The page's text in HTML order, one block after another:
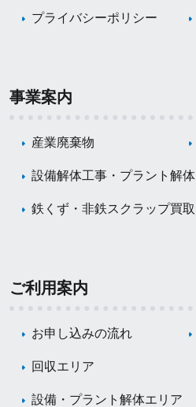
プライバシーポリシー
事業案内
産業廃棄物
設備解体工事・プラント解体
鉄くず・非鉄スクラップ買取
ご利用案内
お申し込みの流れ
回収エリア
設備・プラント解体エリア